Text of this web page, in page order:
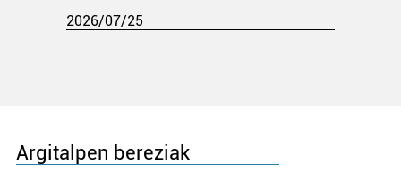
2026/07/25
Argitalpen bereziak